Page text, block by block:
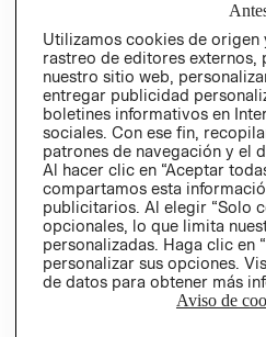
POLÍTICA
Utilizamos cookies de
rastreo de editores
nuestro sitio web,
entregar publicidad
boletines informativos en
sociales. Con ese fin,
patrones de navegación y el
Al hacer clic en “Aceptar
compartamos esta
publicitarios. Al elegir “Solo
opcionales, lo que limita
personalizadas. Haga clic en
personalizar sus opciones.
de datos para obtener más
Aviso de